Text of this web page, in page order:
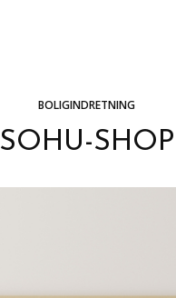
BOLIGINDRETNING
SOHU-SHOP